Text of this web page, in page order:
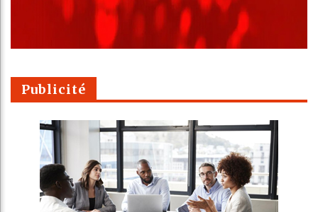
Publicité